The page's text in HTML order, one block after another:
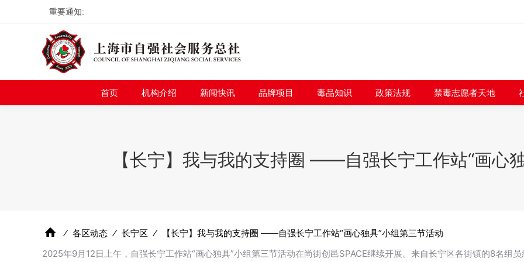
重要通知:
首页 机构介绍 新闻快讯 品牌项目 毒品知识 政策法规 禁毒志愿者天地
【长宁】我与我的支持圈 ——自强长宁工作站“画心
⁄ 各区动态 ⁄ 长宁区 ⁄
【长宁】我与我的支持圈 ——自强长宁工作站“画心独具”小组第三节活动
2025年9月12日上午，自强长宁工作站“画心独具”小组第三节活动在尚街创邑SPACE继续开展。来自长宁区各街镇的8名组
首页 机构介绍 新闻快讯 品牌项目 毒品知识 政策法规 禁毒志愿